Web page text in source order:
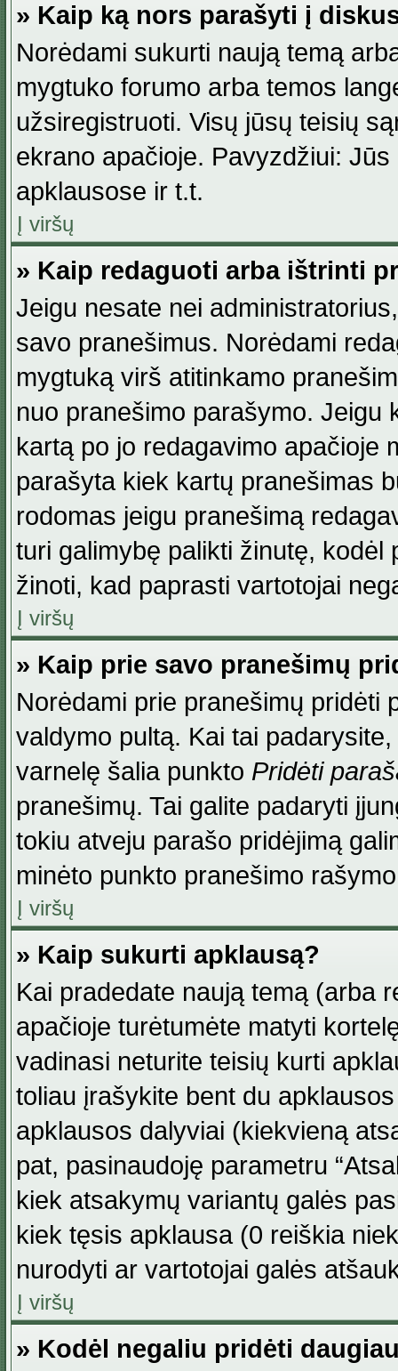
» Kaip ką nors parašyti į
Norėdami sukurti naują temą
mygtuko forumo arba temos
užsiregistruoti. Visų jūsų teisių
ekrano apačioje. Pavyzdžiui:
apklausose ir t.t.
Į viršų
» Kaip redaguoti arba ištrinti
Jeigu nesate nei
savo pranešimus. Norėdami
mygtuką virš atitinkamo
nuo pranešimo parašymo. Jeigu
kartą po jo redagavimo apačioje
parašyta kiek kartų pranešimas
rodomas jeigu pranešimą
turi galimybę palikti žinutę, kodėl
žinoti, kad paprasti vartotojai
Į viršų
» Kaip prie savo pranešimų
Norėdami prie pranešimų pridėti
valdymo pultą. Kai tai
varnelę šalia punkto Pridėti
pranešimų. Tai galite padaryti
tokiu atveju parašo pridėjimą
minėto punkto pranešimo
Į viršų
» Kaip sukurti apklausą?
Kai pradedate naują temą (arba
apačioje turėtumėte matyti
vadinasi neturite teisių kurti
toliau įrašykite bent du
apklausos dalyviai (kiekvieną
pat, pasinaudoję parametru
kiek atsakymų variantų galės
kiek tęsis apklausa (0 reiškia
nurodyti ar vartotojai galės
Į viršų
» Kodėl negaliu pridėti